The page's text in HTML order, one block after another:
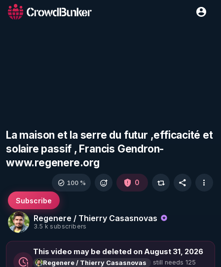
La maison et la serre du futur ,efficacité et
solaire passif , Francis Gendron-
www.regenere.org
Regenere / Thierry Casasnovas
3.5 k subscribers
Subscribe
100 % 0
This video may be deleted on August 31, 2026
Regenere / Thierry Casasnovas
still needs 125